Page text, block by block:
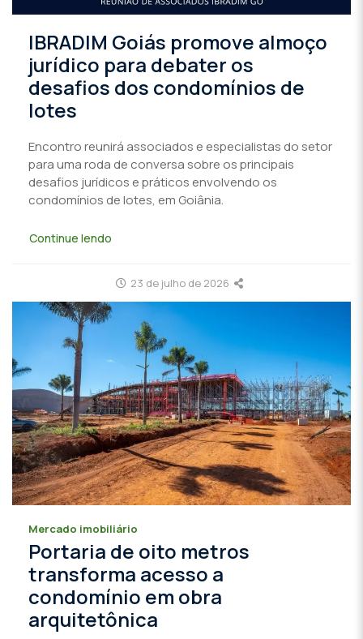
IBRADIM Goiás promove almoço
jurídico para debater os
desafios dos condomínios de
lotes
Encontro reunirá associados e especialistas do setor
para uma roda de conversa sobre os principais
desafios jurídicos e práticos envolvendo os
condomínios de lotes, em Goiânia.
Continue lendo
23 de julho de 2026
Mercado imobiliário
Portaria de oito metros
transforma acesso a
condomínio em obra
arquitetônica